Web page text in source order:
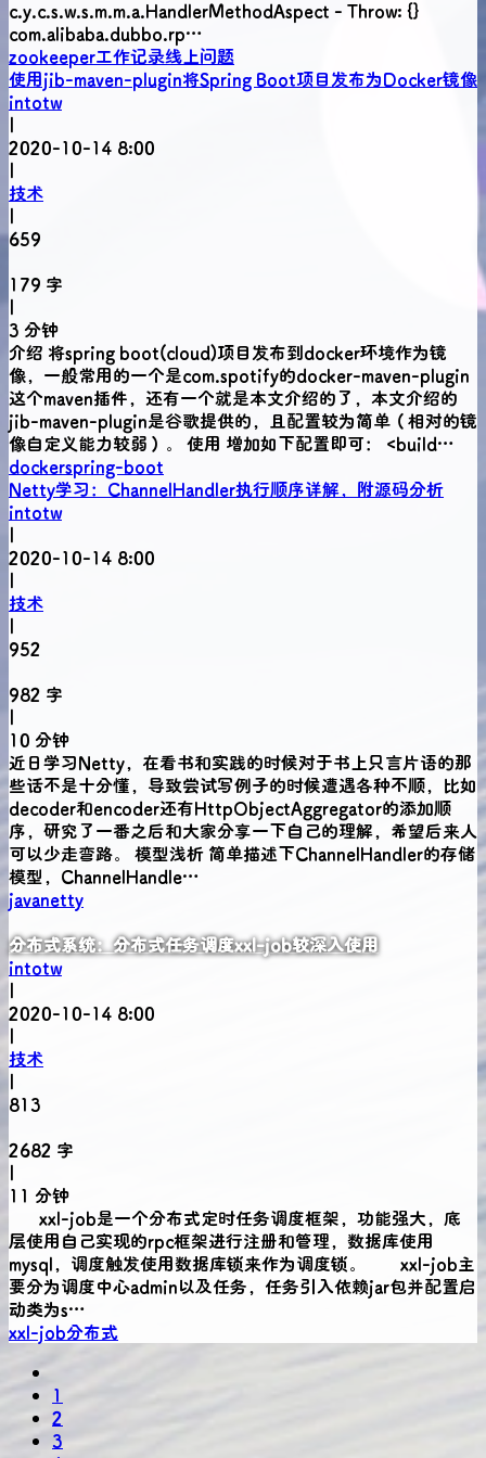
c.y.c.s.w.s.m.m.a.HandlerMethodAspect - Throw: {}
com.alibaba.dubbo.rp…
zookeeper工作记录线上问题
使用jib-maven-plugin将Spring Boot项目发布为Docker镜像
intotw
|
2020-10-14 8:00
|
技术
|
659
179 字
|
3 分钟
介绍 将spring boot(cloud)项目发布到docker环境作为镜
像，一般常用的一个是com.spotify的docker-maven-plugin
这个maven插件，还有一个就是本文介绍的了，本文介绍的
jib-maven-plugin是谷歌提供的，且配置较为简单（相对的镜
像自定义能力较弱）。 使用 增加如下配置即可： <build…
dockerspring-boot
Netty学习：ChannelHandler执行顺序详解，附源码分析
intotw
|
2020-10-14 8:00
|
技术
|
952
982 字
|
10 分钟
近日学习Netty，在看书和实践的时候对于书上只言片语的那
些话不是十分懂，导致尝试写例子的时候遭遇各种不顺，比如
decoder和encoder还有HttpObjectAggregator的添加顺
序，研究了一番之后和大家分享一下自己的理解，希望后来人
可以少走弯路。 模型浅析 简单描述下ChannelHandler的存储
模型，ChannelHandle…
javanetty
分布式系统：分布式任务调度xxl-job较深入使用
intotw
|
2020-10-14 8:00
|
技术
|
813
2682 字
|
11 分钟
xxl-job是一个分布式定时任务调度框架，功能强大，底
层使用自己实现的rpc框架进行注册和管理，数据库使用
mysql，调度触发使用数据库锁来作为调度锁。 xxl-job主
要分为调度中心admin以及任务，任务引入依赖jar包并配置启
动类为s…
xxl-job分布式
1
2
3